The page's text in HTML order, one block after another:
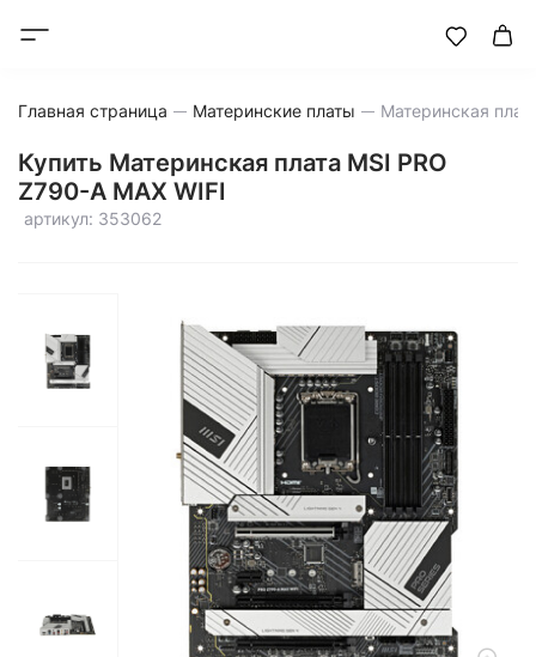
Главная страница Материнские платы
Купить Материнская плата MSI PRO
Z790-A MAX WIFI
артикул: 353062